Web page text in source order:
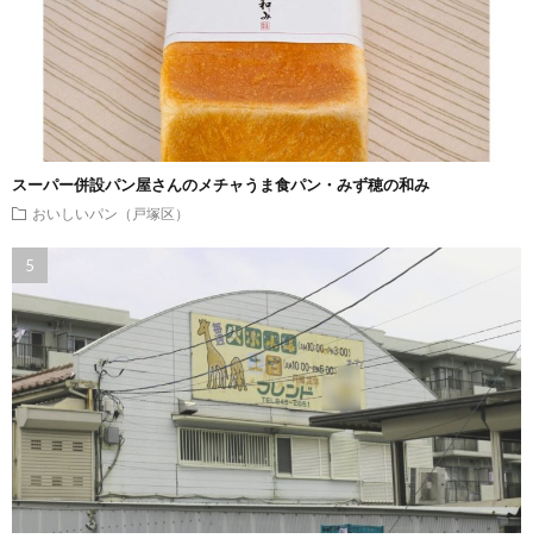
スーパー併設パン屋さんのメチャうま食パン・みず穂の和み
おいしいパン（戸塚区）